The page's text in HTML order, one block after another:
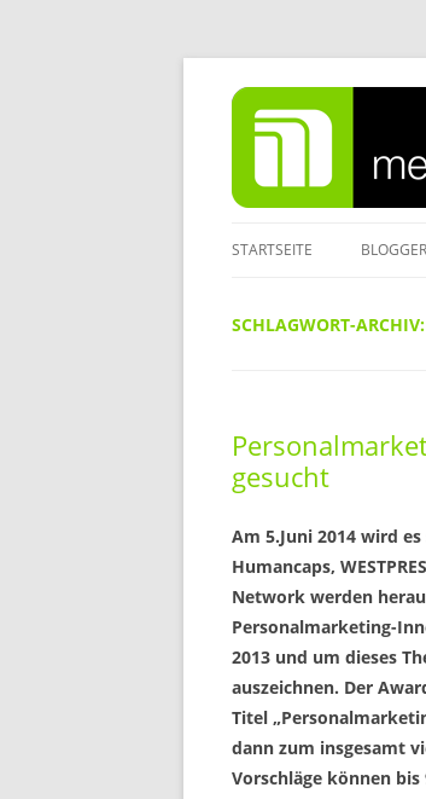
Zum
Inhalt
springen
STARTSEITE BLOGGER
SCHLAGWORT-ARCHIV:
gesucht
Am 5.Juni 2014 wird
Humancaps,
Network werden
Personalmarketing-
2013 und um dieses
auszeichnen. Der
Titel
dann zum insgesamt
Vorschläge können